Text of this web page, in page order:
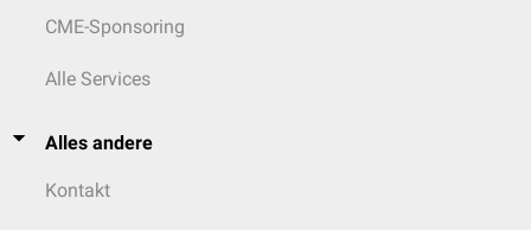
CME-Sponsoring
Alle Services
Alles andere
Kontakt